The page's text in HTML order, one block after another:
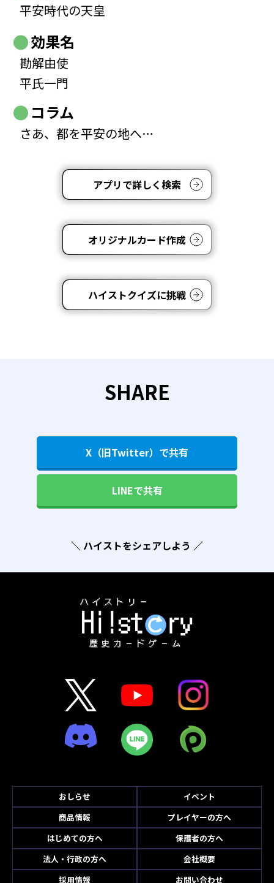
平安時代の天皇
効果名
勘解由使
平氏一門
コラム
さあ、都を平安の地へ…
アプリで詳しく検索
オリジナルカード作成
ハイストクイズに挑戦
SHARE
X（旧Twitter）で共有
LINEで共有
＼ ハイストをシェアしよう ／
おしらせ
イベント
商品情報
プレイヤーの方へ
はじめての方へ
保護者の方へ
法人・行政の方へ
会社概要
採用情報
お問い合わせ